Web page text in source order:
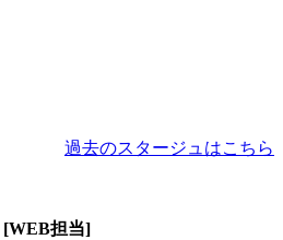
過去のスタージュはこちら
[WEB担当]